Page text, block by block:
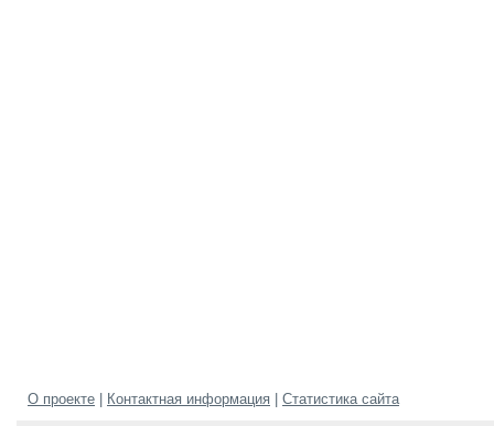
О проекте Контактная информация Статистика сайта